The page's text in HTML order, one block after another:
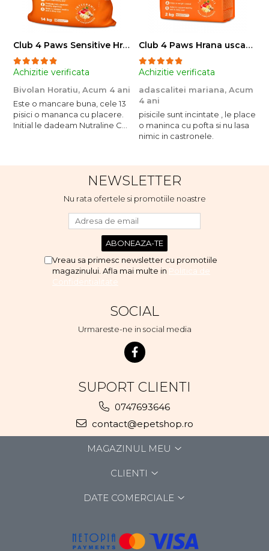
Club 4 Paws Sensitive Hrana uscata pisici adulte, 14kg
Achizitie verificata
Bivolan Horatiu, Acum 4 ani
Este o mancare buna, cele 13
pisici o mananca cu placere.
Initial le dadeam Nutraline Cat
evita, nu o mananca cu
placere. Eu sunt multumit si
Club 4 Paws Hrana uscata pisici sterilizate, 2kg
Achizitie verificata
adascalitei mariana, Acum
4 ani
pisicile sunt incintate , le place
o maninca cu pofta si nu lasa
nimic in castronele.
NEWSLETTER
Nu rata ofertele si promotiile noastre
Vreau sa primesc newsletter cu promotiile
magazinului. Afla mai multe in Politica de
Confidentialitate
SOCIAL
Urmareste-ne in social media
SUPORT CLIENTI
0747693646
contact@epetshop.ro
MAGAZINUL MEU
CLIENTI
DATE COMERCIALE